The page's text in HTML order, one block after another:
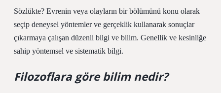
Sözlükte? Evrenin veya olayların bir bölümünü konu olarak
seçip deneysel yöntemler ve gerçeklik kullanarak sonuçlar
çıkarmaya çalışan düzenli bilgi ve bilim. Genellik ve kesinliğe
sahip yöntemsel ve sistematik bilgi.
Filozoflara göre bilim nedir?